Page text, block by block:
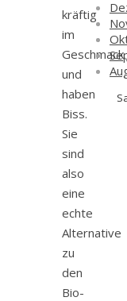
kräftig
im
Geschmack
und
haben
Biss.
Sie
sind
also
eine
echte
Alternative
zu
den
Bio-